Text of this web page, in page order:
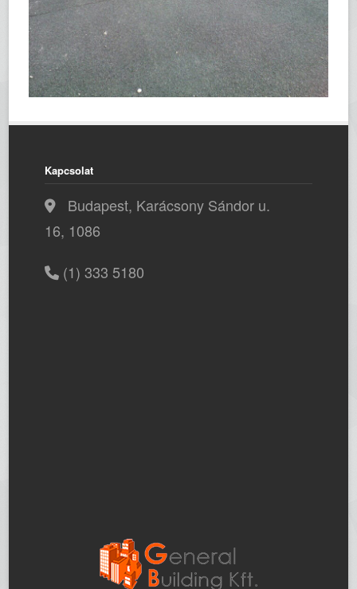
Kapcsolat
Budapest, Karácsony Sándor u.
16, 1086
(1) 333 5180